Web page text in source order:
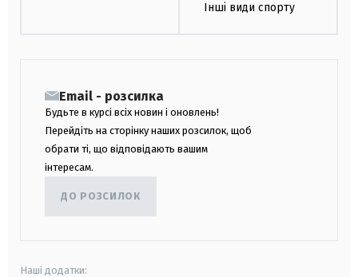
Інші види спорту
Email - розсилка
Будьте в курсі всіх новин і оновлень!
Перейдіть на сторінку наших розсилок, щоб
обрати ті, що відповідають вашим
інтересам.
ДО РОЗСИЛОК
Наші додатки: